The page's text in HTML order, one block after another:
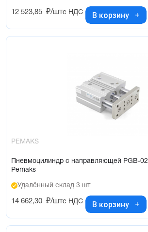
12 523,85 ₽/штс НДС В корзину
PEMAKS
Пневмоцилиндр с направляющей PGB-
Pemaks
Удалённый склад 3 шт
14 662,30 ₽/штс НДС В корзину